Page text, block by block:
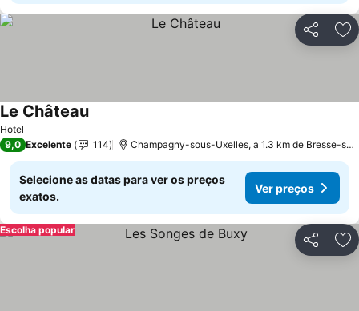
Partilhar
Hotel
Le Château
9,0 Excelente 114 Champagny-sous-Uxelles, a 1.3 km de Bresse-sur-Grosne
Selecione as datas para ver os preços
exatos.
Ver preços
Partilhar
Escolha popular